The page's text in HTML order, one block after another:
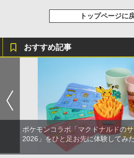
トップページに
おすすめ記事
ポケモンコラボ「マクドナルドの
2026」をひと足お先に体験してみ